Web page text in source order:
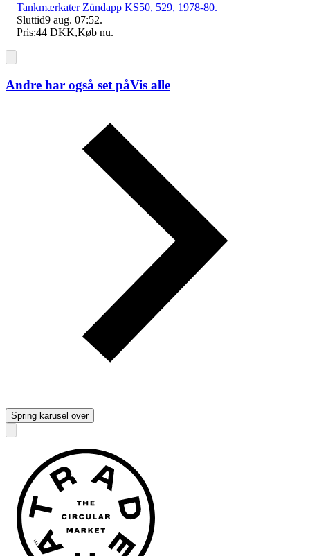
Tankmærkater Zündapp KS50, 529, 1978-80.
Sluttid9 aug. 07:52.
Pris:44 DKK,Køb nu.
Andre har også set påVis alle
Spring karusel over